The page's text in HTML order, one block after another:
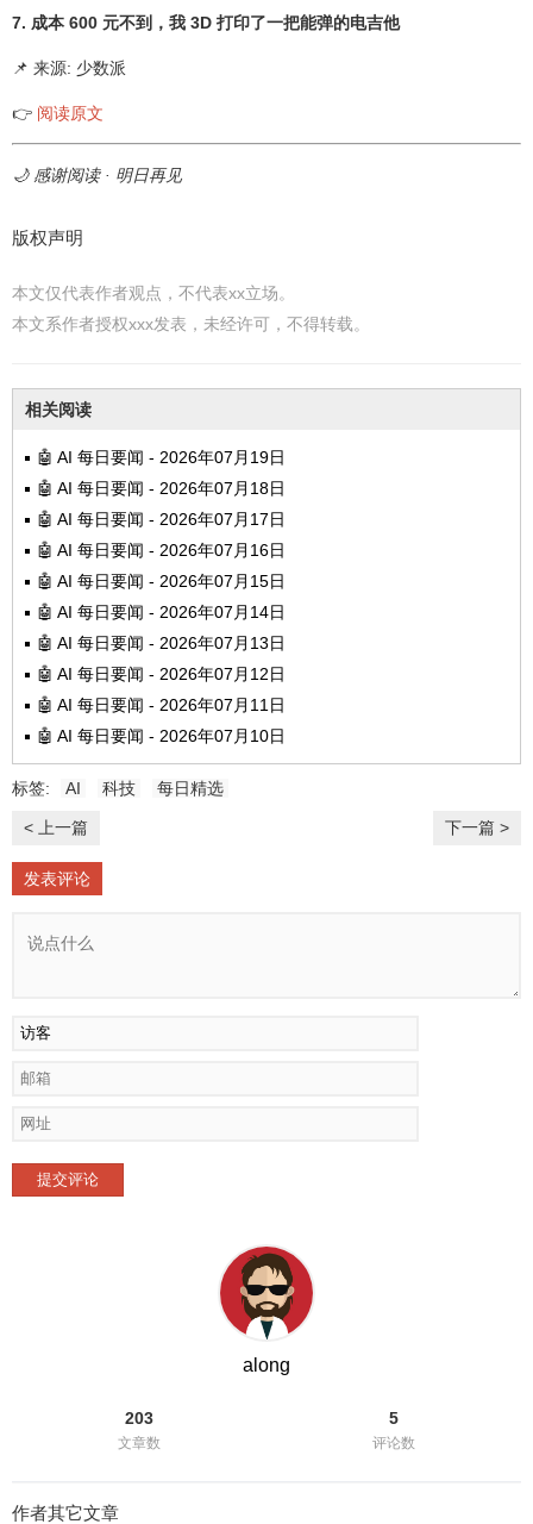
7. 成本 600 元不到，我 3D 打印了一把能弹的电吉他
📌 来源: 少数派
👉 阅读原文
🌙 感谢阅读 · 明日再见
版权声明
本文仅代表作者观点，不代表xx立场。
本文系作者授权xxx发表，未经许可，不得转载。
相关阅读
🤖 AI 每日要闻 - 2026年07月19日
🤖 AI 每日要闻 - 2026年07月18日
🤖 AI 每日要闻 - 2026年07月17日
🤖 AI 每日要闻 - 2026年07月16日
🤖 AI 每日要闻 - 2026年07月15日
🤖 AI 每日要闻 - 2026年07月14日
🤖 AI 每日要闻 - 2026年07月13日
🤖 AI 每日要闻 - 2026年07月12日
🤖 AI 每日要闻 - 2026年07月11日
🤖 AI 每日要闻 - 2026年07月10日
标签: AI 科技 每日精选
< 上一篇 下一篇 >
发表评论
提交评论
along
203
文章数
5
评论数
作者其它文章